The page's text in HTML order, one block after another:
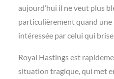
aujourd’hui il ne veut plus
particulièrement quand
intéressée par celui qui
Royal Hastings est
situation tragique, qui met